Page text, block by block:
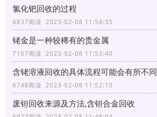
氯化钯回收的过程
6837阅读 2023-02-08 11:54:35
铑金是一种较稀有的贵金属
7107阅读 2023-02-08 11:53:40
含铑溶液回收的具体流程可能会有所不同
6748阅读 2023-02-08 11:52:10
废钽回收来源及方法,含钽合金回收